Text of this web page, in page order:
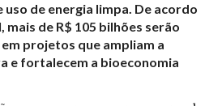
de energia limpa. De acordo
de R$ 105 bilhões serão
projetos que ampliam a
e fortalecem a bioeconomia